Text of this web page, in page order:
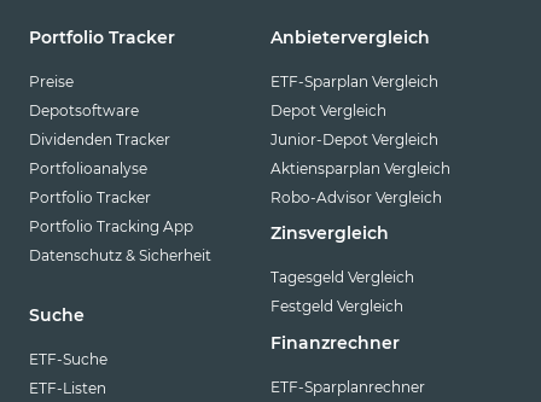
Portfolio Tracker
Preise
Depotsoftware
Dividenden Tracker
Portfolioanalyse
Portfolio Tracker
Portfolio Tracking App
Datenschutz & Sicherheit
Suche
ETF-Suche
ETF-Listen
Anbietervergleich
ETF-Sparplan Vergleich
Depot Vergleich
Junior-Depot Vergleich
Aktiensparplan Vergleich
Robo-Advisor Vergleich
Zinsvergleich
Tagesgeld Vergleich
Festgeld Vergleich
Finanzrechner
ETF-Sparplanrechner